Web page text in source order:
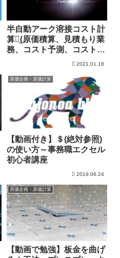
半自動アーク溶接コスト計
算機̩(原価積算、見積もり業
務、コスト予測、コスト交
2021.01.18
原価企画・原価計算
【動画付き】＄(絶対参照)
の使い方～事務職エクセル
初心者講座
2019.06.24
原価企画・原価計算
【動画で勉強】板金を曲げ